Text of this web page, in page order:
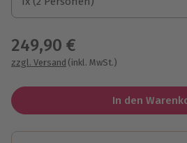
1x (2 Personen)
249,90 €
zzgl. Versand (inkl. MwSt.)
In den